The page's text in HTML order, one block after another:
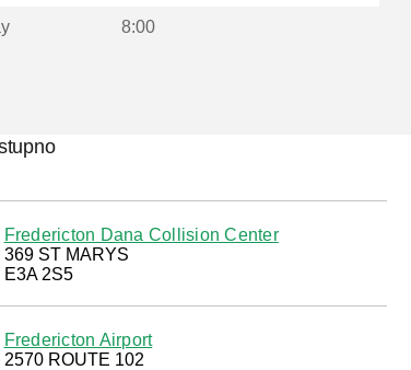
8:00
Fredericton Dana Collision Center
369 ST MARYS
E3A 2S5
Fredericton Airport
2570 ROUTE 102